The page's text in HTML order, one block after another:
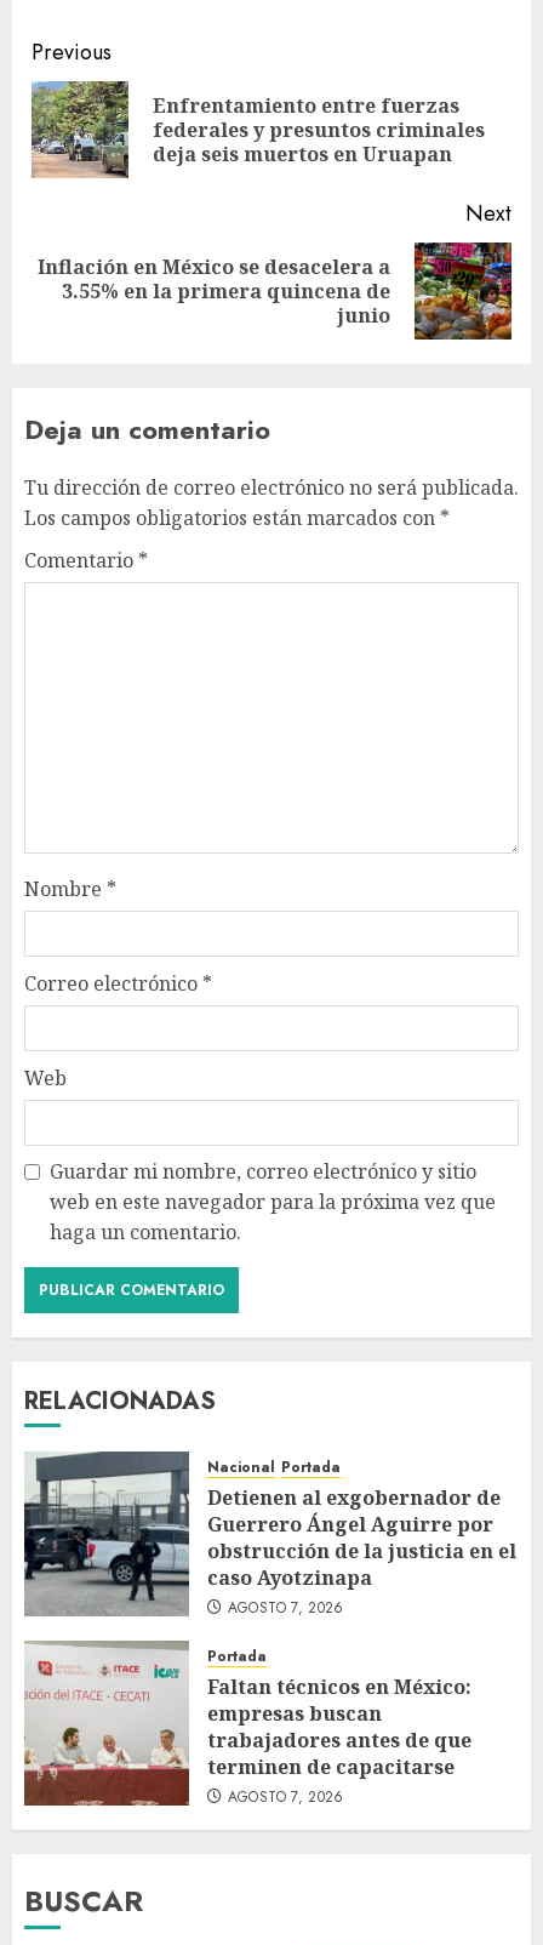
Previous
Enfrentamiento entre fuerzas
federales y presuntos criminales
deja seis muertos en Uruapan
Next
Inflación en México se desacelera a
3.55% en la primera quincena de
junio
Deja un comentario
Tu dirección de correo electrónico no será publicada.
Los campos obligatorios están marcados con *
Comentario *
Nombre *
Correo electrónico *
Web
Guardar mi nombre, correo electrónico y sitio
web en este navegador para la próxima vez que
haga un comentario.
RELACIONADAS
Nacional Portada
Detienen al exgobernador de
Guerrero Ángel Aguirre por
obstrucción de la justicia en el
caso Ayotzinapa
AGOSTO 7, 2026
Portada
Faltan técnicos en México:
empresas buscan
trabajadores antes de que
terminen de capacitarse
AGOSTO 7, 2026
BUSCAR